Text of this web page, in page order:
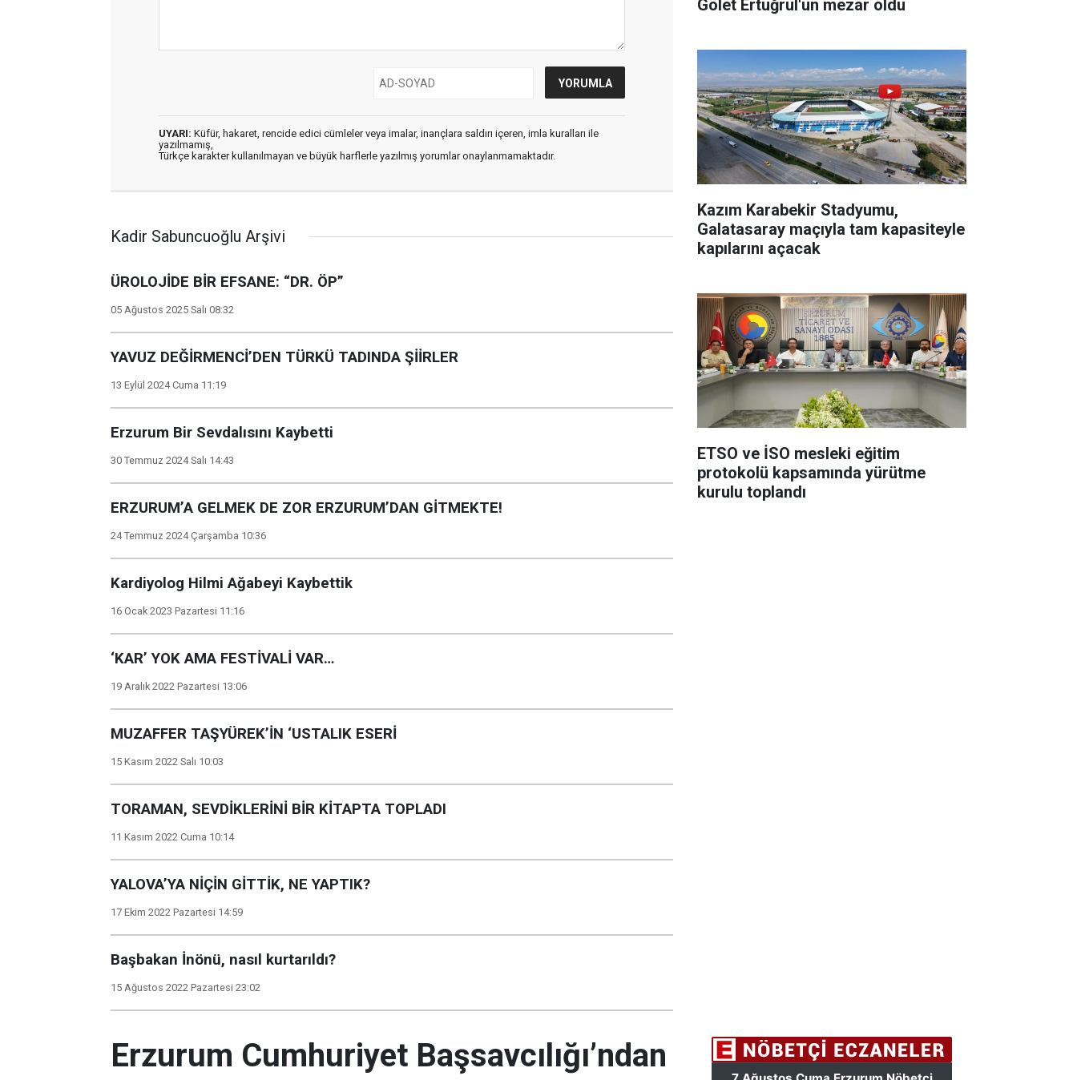
UYARI: Küfür, hakaret, rencide edici cümleler veya imalar, inançlara saldırı içeren, imla kuralları ile
yazılmamış,
Türkçe karakter kullanılmayan ve büyük harflerle yazılmış yorumlar onaylanmamaktadır.
Kadir Sabuncuoğlu Arşivi
ÜROLOJİDE BİR EFSANE: “DR. ÖP”
05 Ağustos 2025 Salı 08:32
YAVUZ DEĞİRMENCİ’DEN TÜRKÜ TADINDA ŞİİRLER
13 Eylül 2024 Cuma 11:19
Erzurum Bir Sevdalısını Kaybetti
30 Temmuz 2024 Salı 14:43
ERZURUM’A GELMEK DE ZOR ERZURUM’DAN GİTMEKTE!
24 Temmuz 2024 Çarşamba 10:36
Kardiyolog Hilmi Ağabeyi Kaybettik
16 Ocak 2023 Pazartesi 11:16
‘KAR’ YOK AMA FESTİVALİ VAR…
19 Aralık 2022 Pazartesi 13:06
MUZAFFER TAŞYÜREK’İN ‘USTALIK ESERİ
15 Kasım 2022 Salı 10:03
TORAMAN, SEVDİKLERİNİ BİR KİTAPTA TOPLADI
11 Kasım 2022 Cuma 10:14
YALOVA’YA NİÇİN GİTTİK, NE YAPTIK?
17 Ekim 2022 Pazartesi 14:59
Başbakan İnönü, nasıl kurtarıldı?
15 Ağustos 2022 Pazartesi 23:02
Gölet Ertuğrul'un mezar oldu
Kazım Karabekir Stadyumu,
Galatasaray maçıyla tam kapasiteyle
kapılarını açacak
ETSO ve İSO mesleki eğitim
protokolü kapsamında yürütme
kurulu toplandı
Erzurum Cumhuriyet Başsavcılığı’ndan